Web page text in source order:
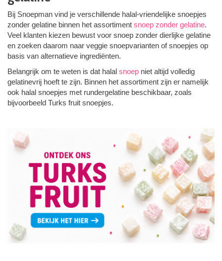
Bij Snoepman vind je verschillende halal-vriendelijke snoepjes
zonder gelatine binnen het assortiment snoep zonder gelatine.
Veel klanten kiezen bewust voor snoep zonder dierlijke gelatine
en zoeken daarom naar veggie snoepvarianten of snoepjes op
basis van alternatieve ingrediënten.
Belangrijk om te weten is dat halal snoep niet altijd volledig
gelatinevrij hoeft te zijn. Binnen het assortiment zijn er namelijk
ook halal snoepjes met rundergelatine beschikbaar, zoals
bijvoorbeeld Turks fruit snoepjes.